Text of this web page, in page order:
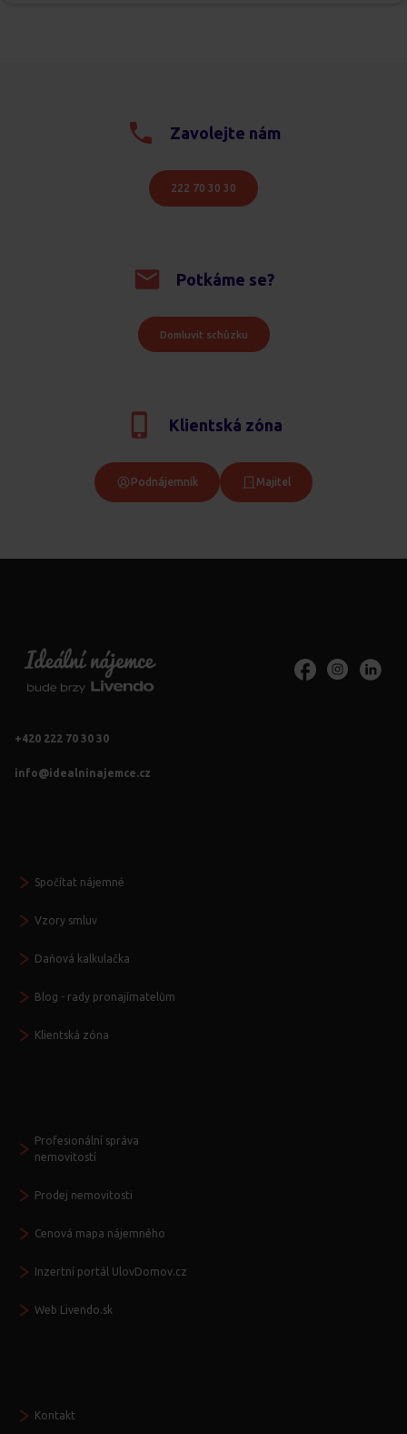
Zavolejte nám
222 70 30 30
Potkáme se?
Domluvit schůzku
Klientská zóna
Podnájemník Majitel
+420 222 70 30 30
info@idealninajemce.cz
Spočítat nájemné
Vzory smluv
Daňová kalkulačka
Blog - rady pronajímatelům
Klientská zóna
Profesionální správa
nemovitostí
Prodej nemovitosti
Cenová mapa nájemného
Inzertní portál UlovDomov.cz
Web Livendo.sk
Kontakt